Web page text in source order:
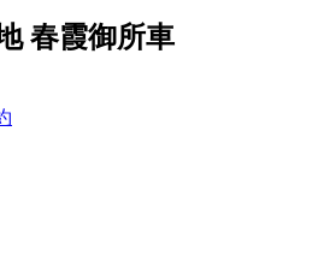
春霞御所車